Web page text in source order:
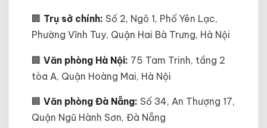
🏢 Trụ sở chính: Số 2, Ngõ 1, Phố Yên Lạc,
Phường Vĩnh Tuy, Quận Hai Bà Trưng, Hà Nội
🏢 Văn phòng Hà Nội: 75 Tam Trinh, tầng 2
tòa A, Quận Hoàng Mai, Hà Nội
🏢 Văn phòng Đà Nẵng: Số 34, An Thượng 17,
Quận Ngũ Hành Sơn, Đà Nẵng